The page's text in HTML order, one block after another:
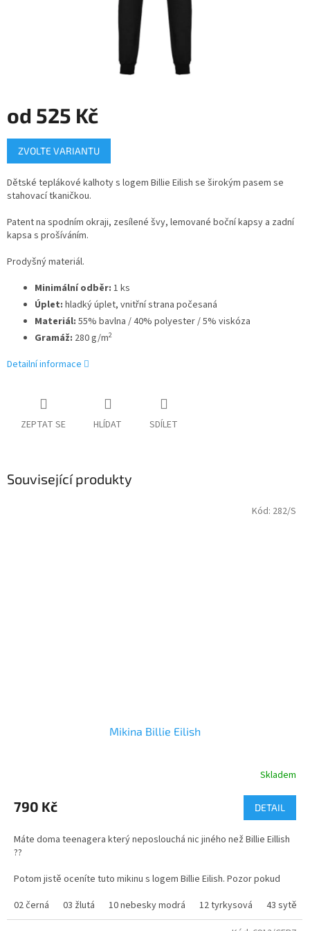
od 525 Kč
Měrná
cena:
ZVOLTE VARIANTU
Dětské teplákové kalhoty s logem Billie Eilish se širokým pasem se
stahovací tkaničkou.
Patent na spodním okraji, zesílené švy, lemované boční kapsy a zadní
kapsa s prošíváním.
Prodyšný materiál.
Minimální odběr: 1 ks
Úplet: hladký úplet, vnitřní strana počesaná
Materiál: 55% bavlna / 40% polyester / 5% viskóza
Gramáž: 280 g/m2
Detailní informace
ZEPTAT SE HLÍDAT SDÍLET
Související produkty
Mikina Billie Eilish
produktu
je
z
5
Skladem
790 Kč DETAIL
Máte doma teenagera který neposlouchá nic jiného než Billie Eillish
??
Potom jistě oceníte tuto mikinu s logem Billie Eilish. Pozor pokud
14 dní.
02 černá 03 žlutá 10 nebesky modrá 12 tyrkysová 43 sytě
Kód: 282/S